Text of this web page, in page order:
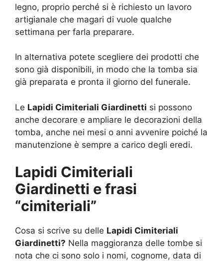
legno, proprio perché si è richiesto un lavoro
artigianale che magari di vuole qualche
settimana per farla preparare.
In alternativa potete scegliere dei prodotti che
sono già disponibili, in modo che la tomba sia
già preparata e pronta il giorno del funerale.
Le Lapidi Cimiteriali Giardinetti si possono
anche decorare e ampliare le decorazioni della
tomba, anche nei mesi o anni avvenire poiché la
manutenzione è sempre a carico degli eredi.
Lapidi Cimiteriali
Giardinetti e frasi
“cimiteriali”
Cosa si scrive su delle Lapidi Cimiteriali
Giardinetti? Nella maggioranza delle tombe si
nota che ci sono solo i nomi, cognome, data di